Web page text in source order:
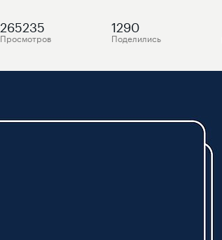
265235
Просмотров
1290
Поделились